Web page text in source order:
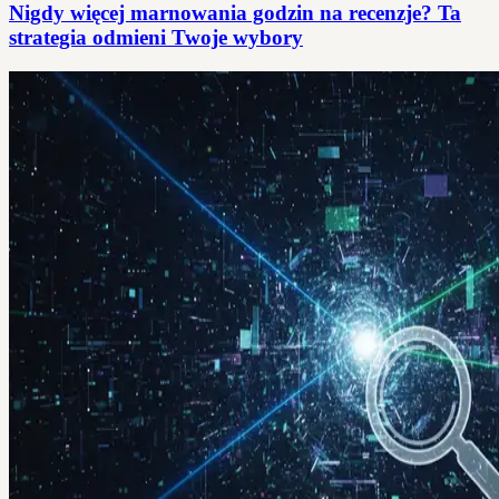
Nigdy więcej marnowania godzin na recenzje? Ta
strategia odmieni Twoje wybory